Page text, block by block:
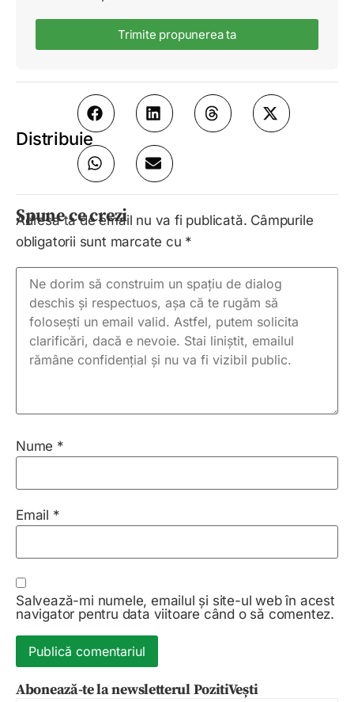
Trimite propunerea ta
Distribuie
Spune ce crezi
Adresa ta de email nu va fi publicată. Câmpurile
obligatorii sunt marcate cu *
Nume *
Email *
Salvează-mi numele, emailul și site-ul web în acest
navigator pentru data viitoare când o să comentez.
Abonează-te la newsletterul PozitiVești